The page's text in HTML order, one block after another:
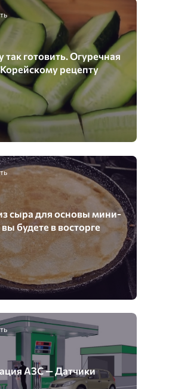
так готовить. Огуречная
рецепту
сыра для основы мини-
будете в восторге
АЗС — Датчики